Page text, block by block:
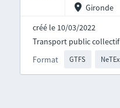
Gironde
créé le 10/03/2022
Format GTFS NeTEx
Transport public collectif